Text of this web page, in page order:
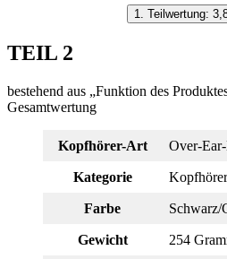
1. Teilwertung:
TEIL 2
bestehend aus „Funktion des
Gesamtwertung
Kopfhörer-Art Over-
Kategorie
Farbe Schwarz/
Gewicht 254